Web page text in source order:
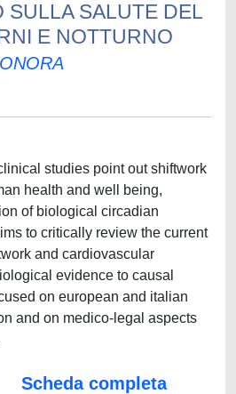
SULLA SALUTE DEL
E NOTTURNO
studies point out shiftwork
health and well being,
of biological circadian
to critically review the current
and cardiovascular
evidence to causal
on european and italian
and on medico-legal aspects
Scheda completa